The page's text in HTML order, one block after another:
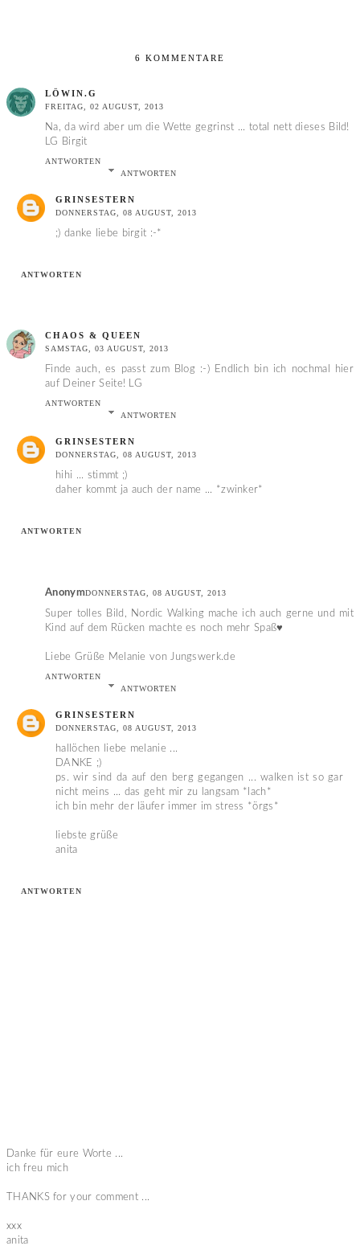
6 KOMMENTARE
LÖWIN.G
FREITAG, 02 AUGUST, 2013
Na, da wird aber um die Wette gegrinst ... total nett dieses Bild!
LG Birgit
ANTWORTEN
ANTWORTEN
GRINSESTERN
DONNERSTAG, 08 AUGUST, 2013
;) danke liebe birgit :-*
ANTWORTEN
CHAOS & QUEEN
SAMSTAG, 03 AUGUST, 2013
Finde auch, es passt zum Blog :-) Endlich bin ich nochmal hier
auf Deiner Seite! LG
ANTWORTEN
ANTWORTEN
GRINSESTERN
DONNERSTAG, 08 AUGUST, 2013
hihi ... stimmt ;)
daher kommt ja auch der name ... *zwinker*
ANTWORTEN
AnonymDONNERSTAG, 08 AUGUST, 2013
Super tolles Bild, Nordic Walking mache ich auch gerne und mit
Kind auf dem Rücken machte es noch mehr Spaß♥
Liebe Grüße Melanie von Jungswerk.de
ANTWORTEN
ANTWORTEN
GRINSESTERN
DONNERSTAG, 08 AUGUST, 2013
hallöchen liebe melanie ...
DANKE ;)
ps. wir sind da auf den berg gegangen ... walken ist so gar
nicht meins ... das geht mir zu langsam *lach*
ich bin mehr der läufer immer im stress *örgs*
liebste grüße
anita
ANTWORTEN
Danke für eure Worte ...
ich freu mich
THANKS for your comment ...
xxx
anita